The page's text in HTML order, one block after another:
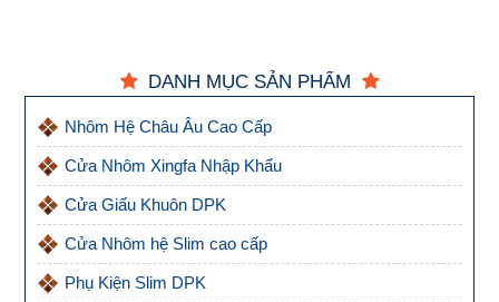
DANH MỤC SẢN PHẨM
Nhôm Hệ Châu Âu Cao Cấp
Cửa Nhôm Xingfa Nhập Khẩu
Cửa Giấu Khuôn DPK
Cửa Nhôm hệ Slim cao cấp
Phụ Kiện Slim DPK